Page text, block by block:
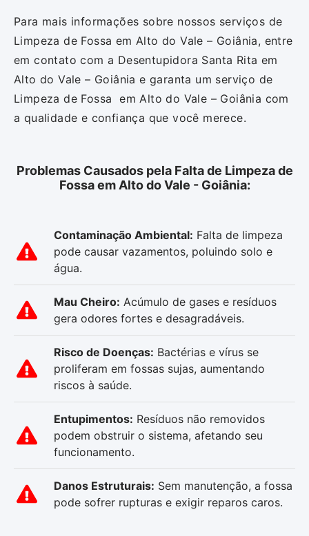
Para mais informações sobre nossos serviços de
Limpeza de Fossa em Alto do Vale – Goiânia, entre
em contato com a Desentupidora Santa Rita em
Alto do Vale – Goiânia e garanta um serviço de
Limpeza de Fossa em Alto do Vale – Goiânia com
a qualidade e confiança que você merece.
Problemas Causados pela Falta de Limpeza de
Fossa em Alto do Vale - Goiânia:
Contaminação Ambiental: Falta de limpeza
pode causar vazamentos, poluindo solo e
água.
Mau Cheiro: Acúmulo de gases e resíduos
gera odores fortes e desagradáveis.
Risco de Doenças: Bactérias e vírus se
proliferam em fossas sujas, aumentando
riscos à saúde.
Entupimentos: Resíduos não removidos
podem obstruir o sistema, afetando seu
funcionamento.
Danos Estruturais: Sem manutenção, a fossa
pode sofrer rupturas e exigir reparos caros.